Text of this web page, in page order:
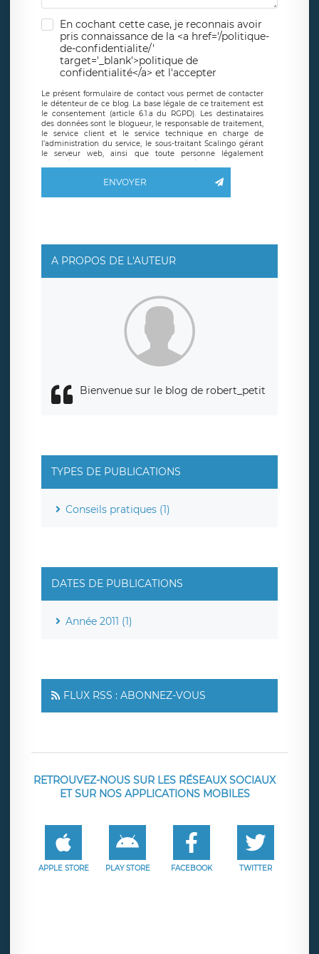
En cochant cette case, je reconnais avoir
pris connaissance de la <a href='/politique-
de-confidentialite/'
target='_blank'>politique de
confidentialité</a> et l'accepter
Le présent formulaire de contact vous permet de contacter
le détenteur de ce blog. La base légale de ce traitement est
le consentement (article 6.1.a du RGPD). Les destinataires
des données sont le blogueur, le responsable de traitement,
le service client et le service technique en charge de
l’administration du service, le sous-traitant Scalingo gérant
le serveur web, ainsi que toute personne légalement
autorisée. Le formulaire de contact à destination du
basé en France et offrant des
clauses de protection
limitation du traitement relatif à vos données à caractère
données. Vous pouvez exercer ces droits auprès du délégué
de traitement est la société LÉGAVOX, sis 9 rue Léopold
Sédar Senghor, joignable à l’adresse mail :
responsabledetraitement@legavox.fr. Vous avez également
le droit d’introduire une réclamation auprès d’une autorité
ENVOYER
A PROPOS DE L'AUTEUR
Bienvenue sur le blog de robert_petit
TYPES DE PUBLICATIONS
Conseils pratiques (1)
DATES DE PUBLICATIONS
Année 2011 (1)
FLUX RSS : ABONNEZ-VOUS
RETROUVEZ-NOUS SUR LES RÉSEAUX SOCIAUX
ET SUR NOS APPLICATIONS MOBILES
APPLE STORE PLAY STORE FACEBOOK TWITTER